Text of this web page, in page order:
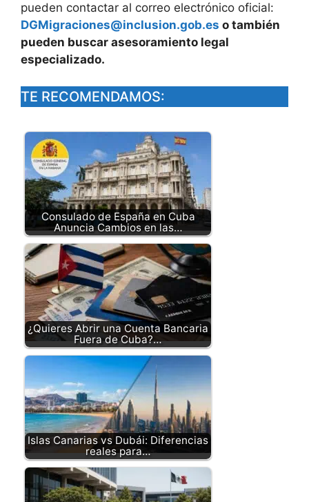
pueden contactar al correo electrónico oficial:
DGMigraciones@inclusion.gob.es o también
pueden buscar asesoramiento legal
especializado.
TE RECOMENDAMOS:
Consulado de España en Cuba
Anuncia Cambios en las…
¿Quieres Abrir una Cuenta Bancaria
Fuera de Cuba?…
Islas Canarias vs Dubái: Diferencias
reales para…